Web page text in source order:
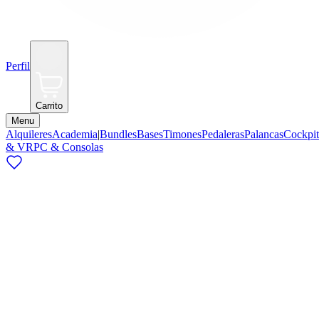
Perfil
Carrito
Menu
AlquileresAcademia|BundlesBasesTimonesPedalerasPalancas
& VRPC & Consolas